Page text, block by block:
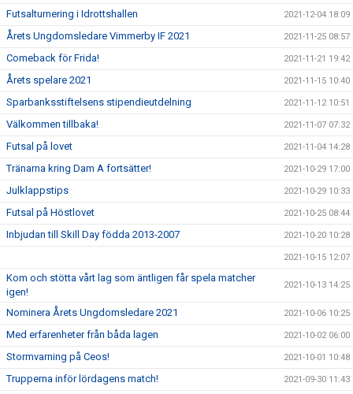
Futsalturnering i Idrottshallen 2021-12-04 18:09
Årets Ungdomsledare Vimmerby IF 2021 2021-11-25 08:57
Comeback för Frida! 2021-11-21 19:42
Årets spelare 2021 2021-11-15 10:40
Sparbanksstiftelsens stipendieutdelning 2021-11-12 10:51
Välkommen tillbaka! 2021-11-07 07:32
Futsal på lovet 2021-11-04 14:28
Tränarna kring Dam A fortsätter! 2021-10-29 17:00
Julklappstips 2021-10-29 10:33
Futsal på Höstlovet 2021-10-25 08:44
Inbjudan till Skill Day födda 2013-2007 2021-10-20 10:28
2021-10-15 12:07
Kom och stötta vårt lag som äntligen får spela matcher
igen!
2021-10-13 14:25
Nominera Årets Ungdomsledare 2021 2021-10-06 10:25
Med erfarenheter från båda lagen 2021-10-02 06:00
Stormvarning på Ceos! 2021-10-01 10:48
Trupperna inför lördagens match! 2021-09-30 11:43